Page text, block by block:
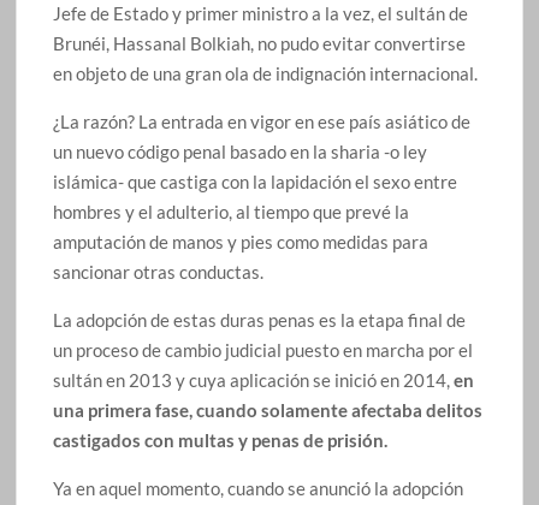
Jefe de Estado y primer ministro a la vez, el sultán de
Brunéi, Hassanal Bolkiah, no pudo evitar convertirse
en objeto de una gran ola de indignación internacional.
¿La razón? La entrada en vigor en ese país asiático de
un nuevo código penal basado en la sharia -o ley
islámica- que castiga con la lapidación el sexo entre
hombres y el adulterio, al tiempo que prevé la
amputación de manos y pies como medidas para
sancionar otras conductas.
La adopción de estas duras penas es la etapa final de
un proceso de cambio judicial puesto en marcha por el
sultán en 2013 y cuya aplicación se inició en 2014,en
una primera fase, cuando solamente afectaba delitos
castigados con multas y penas de prisión.
Ya en aquel momento, cuando se anunció la adopción